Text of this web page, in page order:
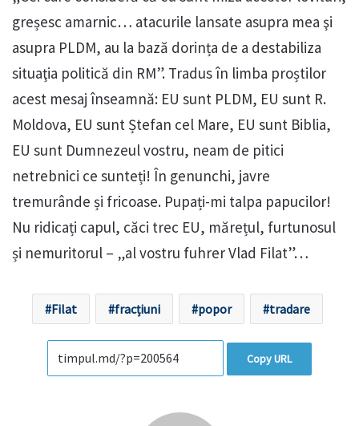
greșesc amarnic… atacurile lansate asupra mea şi
asupra PLDM, au la bază dorința de a destabiliza
situaţia politică din RM”. Tradus în limba proștilor
acest mesaj înseamnă: EU sunt PLDM, EU sunt R.
Moldova, EU sunt Ștefan cel Mare, EU sunt Biblia,
EU sunt Dumnezeul vostru, neam de pitici
netrebnici ce sunteți! În genunchi, javre
tremurânde și fricoase. Pupați-mi talpa papucilor!
Nu ridicați capul, căci trec EU, mărețul, furtunosul
și nemuritorul – „al vostru fuhrer Vlad Filat”…
Filat fracțiuni popor tradare
Copy URL